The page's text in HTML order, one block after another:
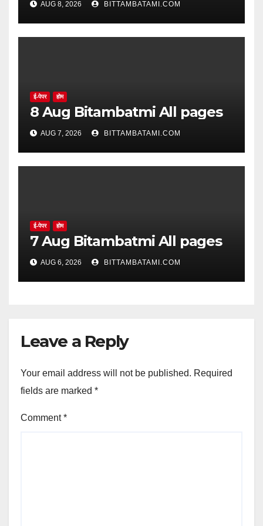
AUG 8, 2026 BITTAMBATAMI.COM
ई-पेपर होम
8 Aug Bitambatmi All pages
AUG 7, 2026 BITTAMBATAMI.COM
ई-पेपर होम
7 Aug Bitambatmi All pages
AUG 6, 2026 BITTAMBATAMI.COM
Leave a Reply
Your email address will not be published. Required
fields are marked *
Comment*